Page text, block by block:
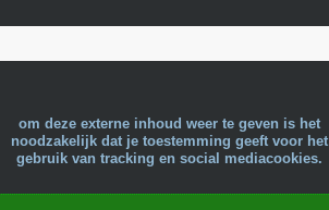
om deze externe inhoud weer te geven is het
noodzakelijk dat je toestemming geeft voor het
gebruik van tracking en social mediacookies.